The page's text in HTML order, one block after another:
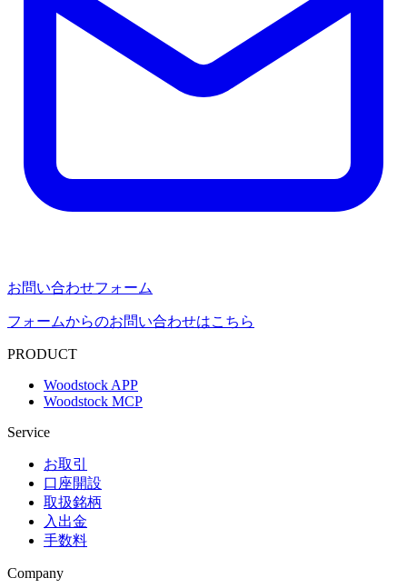
お問い合わせフォーム
フォームからのお問い合わせはこちら
PRODUCT
Woodstock APP
Woodstock MCP
Service
お取引
口座開設
取扱銘柄
入出金
手数料
Company